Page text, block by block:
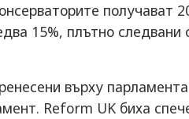
получават
15%, плътно
върху
Reform UK биха